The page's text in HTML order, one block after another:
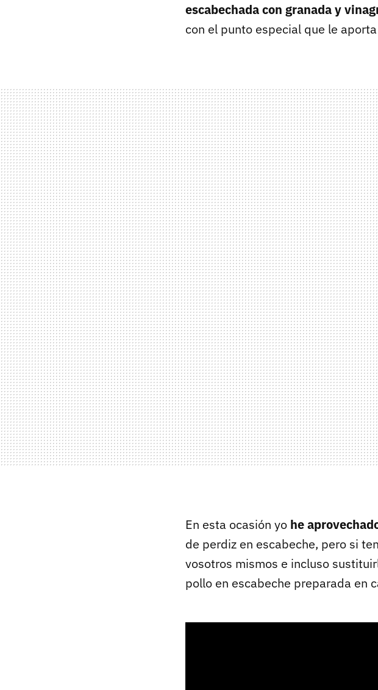
escabechada con granada y
con el punto especial que le
En esta ocasión yo he
de perdiz en escabeche, pero si
vosotros mismos e incluso
pollo en escabeche preparada en